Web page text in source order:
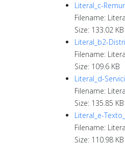
Literal_c-
Filename:
Size: 133.02 KB
Literal_b2-
Filename:
Size: 109.6 KB
Literal_d-
Filename:
Size: 135.85 KB
Literal_e-
Filename:
Size: 110.98 KB